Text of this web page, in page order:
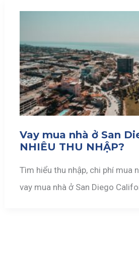
Vay mua nhà ở San
NHIÊU THU NHẬP?
Tìm hiểu thu nhập, chi phí mua
vay mua nhà ở San Diego